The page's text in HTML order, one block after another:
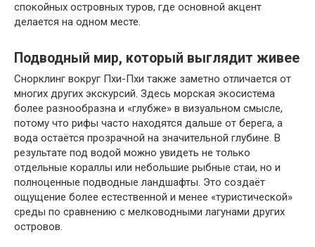
спокойных островных туров, где основной акцент
делается на одном месте.
Подводный мир, который выглядит живее
Снорклинг вокруг Пхи-Пхи также заметно отличается от
многих других экскурсий. Здесь морская экосистема
более разнообразна и «глубже» в визуальном смысле,
потому что рифы часто находятся дальше от берега, а
вода остаётся прозрачной на значительной глубине. В
результате под водой можно увидеть не только
отдельные кораллы или небольшие рыбные стаи, но и
полноценные подводные ландшафты. Это создаёт
ощущение более естественной и менее «туристической»
среды по сравнению с мелководными лагунами других
островов.